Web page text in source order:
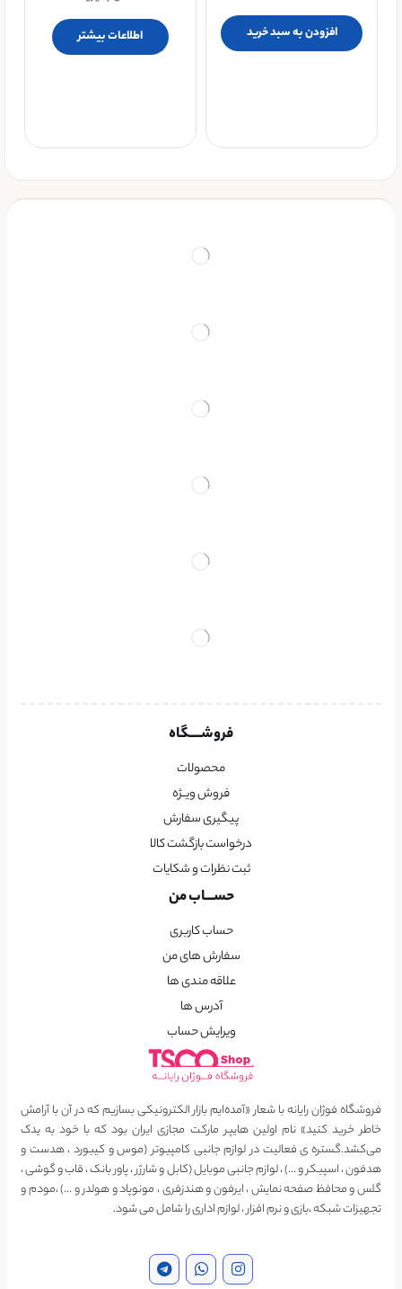
افزودن به سبد خرید اطلاعات بیشتر
فروشــــگاه
محصولات
فروش ویــژه
پیگیری سفارش
درخواست بازگشت کالا
ثبت نظرات و شکایات
حســـاب من
حساب کاربری
سفارش های من
علاقه مندی ها
آدرس ها
ویرایش حساب
فروشگاه فوژان رایانه با شعار «آمده‌ایم بازار الکترونیکی بسازیم که در آن با آرامش
خاطر خرید کنید» نام اولین هایپر مارکت مجازی ایران بود که با خود به یدک
می‌کشد.گستره ی فعالیت در لوازم جانبی کامپیوتر (موس و کیبورد ، هدست و
هدفون ، اسپیکر و …) ، لوازم جانبی موبایل (کابل و شارژر ، پاور بانک ، قاب و گوشی ،
گلس و محافظ صفحه نمایش ، ایرفون و هندزفری ، مونوپاد و هولدر و …) ،مودم و
تجهیزات شبکه ،بازی و نرم افزار ، لوازم اداری را شامل می شود.